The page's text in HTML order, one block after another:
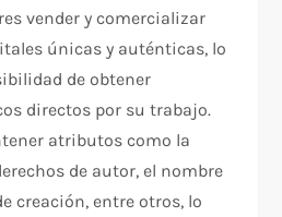
vender y comercializar
únicas y auténticas, lo
de obtener
directos por su trabajo.
atributos como la
de autor, el nombre
creación, entre otros, lo